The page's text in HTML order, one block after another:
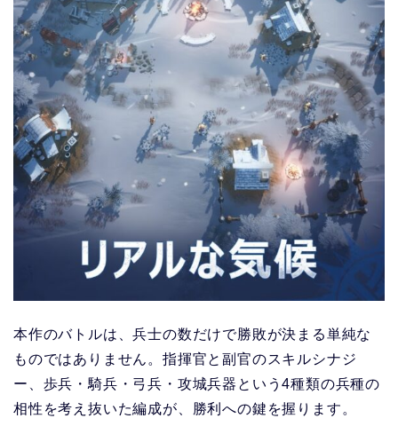
本作のバトルは、兵士の数だけで勝敗が決まる単純な
ものではありません。指揮官と副官のスキルシナジ
ー、歩兵・騎兵・弓兵・攻城兵器という4種類の兵種の
相性を考え抜いた編成が、勝利への鍵を握ります。